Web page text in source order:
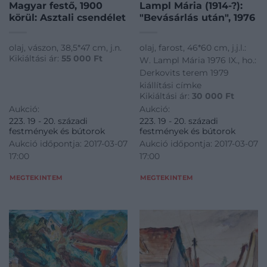
Magyar festő, 1900
körül: Asztali csendélet
olaj, vászon, 38,5*47 cm, j.n.
Kikiáltási ár: 55 000 Ft
Aukció:
223. 19 - 20. századi
festmények és bútorok
Aukció időpontja: 2017-03-07
17:00
MEGTEKINTEM
Lampl Mária (1914-?):
"Bevásárlás után", 1976
olaj, farost, 46*60 cm, j.j.l.:
W. Lampl Mária 1976 IX., ho.:
Derkovits terem 1979
kiállítási címke
Kikiáltási ár: 30 000 Ft
Aukció:
223. 19 - 20. századi
festmények és bútorok
Aukció időpontja: 2017-03-07
17:00
MEGTEKINTEM